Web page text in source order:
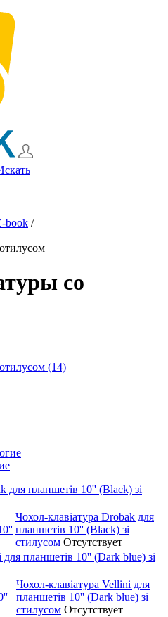
book /
со
(14)
для планшетів 10'' (Black) зі
Чохол-клавіатура Drobak для
планшетів 10'' (Black) зі
стилусом Отсутствует
планшетів 10'' (Dark blue) зі
Чохол-клавіатура Vellini для
планшетів 10'' (Dark blue) зі
стилусом Отсутствует